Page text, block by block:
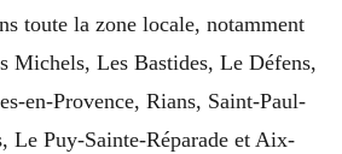
toute la zone locale, notamment
Michels, Les Bastides, Le Défens,
en-Provence, Rians, Saint-Paul-
Le Puy-Sainte-Réparade et Aix-